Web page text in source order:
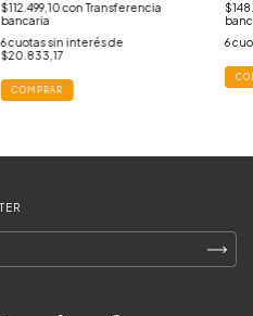
$112.499,10con Transferencia
bancaria
6cuotas sin interés de
$20.833,17
COMPRAR
6